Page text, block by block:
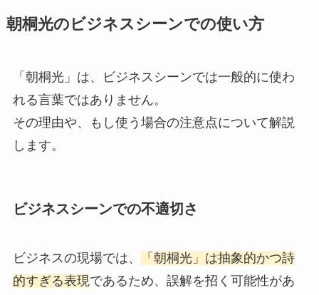
朝桐光のビジネスシーンでの使い方
「朝桐光」は、ビジネスシーンでは一般的に使わ
れる言葉ではありません。
その理由や、もし使う場合の注意点について解説
します。
ビジネスシーンでの不適切さ
ビジネスの現場では、
「朝桐光」は抽象的かつ詩
的すぎる表現であるため、誤解を招く可能性があ